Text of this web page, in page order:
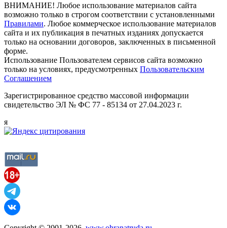
ВНИМАНИЕ! Любое использование материалов сайта
возможно только в строгом соответствии с установленными
Правилами. Любое коммерческое использование материалов
сайта и их публикация в печатных изданиях допускается
только на основании договоров, заключенных в письменной
форме.
Использование Пользователем сервисов сайта возможно
только на условиях, предусмотренных Пользовательским
Соглашением
Зарегистрированное средство массовой информации
свидетельство ЭЛ № ФС 77 - 85134 от 27.04.2023 г.
я